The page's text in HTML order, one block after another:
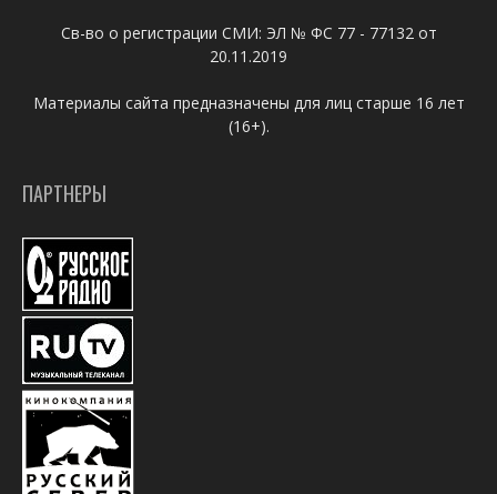
Св-во о регистрации СМИ: ЭЛ № ФС 77 - 77132 от
20.11.2019
Материалы сайта предназначены для лиц старше 16 лет
(16+).
ПАРТНЕРЫ